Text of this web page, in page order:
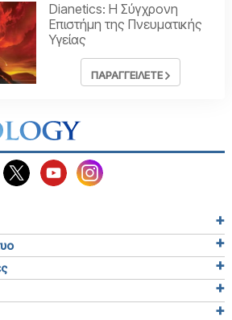
Dianetics: Η Σύγχρονη
Επιστήμη της Πνευματικής
Υγείας
ΠΑΡΑΓΓΕΙΛΕΤΕ